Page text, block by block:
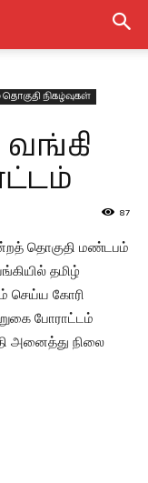
நிகழ்வுகள்
வங்கி
87
தொகுதி மண்டபம்
தமிழ்
செய்ய கோரி
போராட்டம்
அனைத்து நிலை